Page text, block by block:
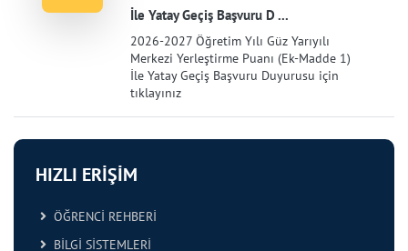
HIZLI ERİŞİM
ÖĞRENCİ REHBERİ
BİLGİ SİSTEMLERİ
İle Yatay Geçiş Başvuru D ...
2026-2027 Öğretim Yılı Güz Yarıyılı
Merkezi Yerleştirme Puanı (Ek-Madde 1)
İle Yatay Geçiş Başvuru Duyurusu için
tıklayınız